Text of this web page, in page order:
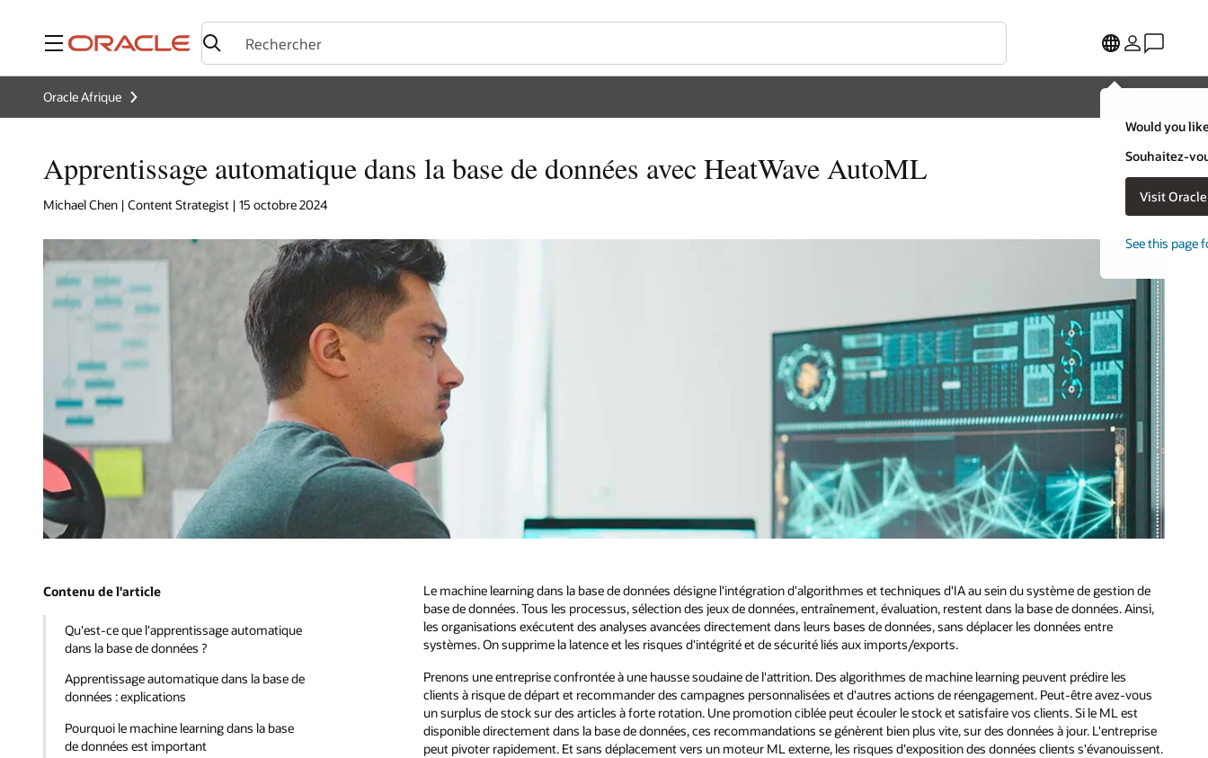
Menu
Would you
Souhaitez-
Visit
See this page
Oracle Afrique
Apprentissage automatique dans la base de données avec HeatWave AutoML
Michael Chen | Content Strategist | 15 octobre 2024
Contenu de l'article
Qu'est‑ce que l'apprentissage automatique
dans la base de données ?
Apprentissage automatique dans la base de
données : explications
Pourquoi le machine learning dans la base
de données est important
Le machine learning dans la base de données désigne l'intégration d'algorithmes et techniques d'IA au sein du système de gestion de
base de données. Tous les processus, sélection des jeux de données, entraînement, évaluation, restent dans la base de données. Ainsi,
les organisations exécutent des analyses avancées directement dans leurs bases de données, sans déplacer les données entre
systèmes. On supprime la latence et les risques d'intégrité et de sécurité liés aux imports/exports.
Prenons une entreprise confrontée à une hausse soudaine de l'attrition. Des algorithmes de machine learning peuvent prédire les
clients à risque de départ et recommander des campagnes personnalisées et d'autres actions de réengagement. Peut‑être avez‑vous
un surplus de stock sur des articles à forte rotation. Une promotion ciblée peut écouler le stock et satisfaire vos clients. Si le ML est
disponible directement dans la base de données, ces recommandations se génèrent bien plus vite, sur des données à jour. L'entreprise
peut pivoter rapidement. Et sans déplacement vers un moteur ML externe, les risques d'exposition des données clients s'évanouissent.